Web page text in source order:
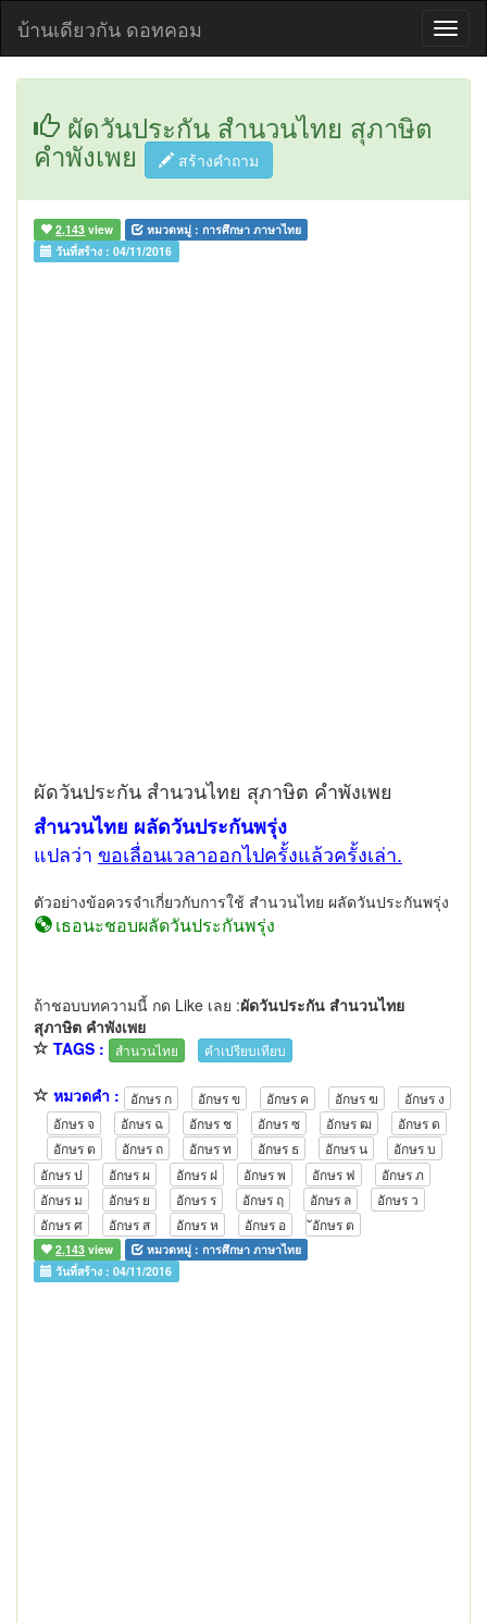
บ้านเดียวกัน ดอทคอม
ผัดวันประกัน สำนวนไทย สุภาษิต
คำพังเพย สร้างคำถาม
2,143 view หมวดหมู่ : การศึกษา ภาษาไทย
วันที่สร้าง :04/11/2016
ผัดวันประกัน สำนวนไทย สุภาษิต คำพังเพย
สำนวนไทย ผลัดวันประกันพรุ่ง
แปลว่า ขอเลื่อนเวลาออกไปครั้งแล้วครั้งเล่า.
ตัวอย่างข้อควรจำเกี่ยวกับการใช้ สำนวนไทย ผลัดวันประกันพรุ่ง
เธอนะชอบผลัดวันประกันพรุ่ง
ถ้าชอบบทความนี้ กด Like เลย :ผัดวันประกัน สำนวนไทย
สุภาษิต คำพังเพย
TAGS :
สำนวนไทย คำเปรียบเทียบ
หมวดคำ : อักษร ก อักษร ข อักษร ค อักษร ฆ
อักษร ง
อักษร จ
อักษร ฉ อักษร ช อักษร ซ อักษร ฒ
อักษร ด
อักษร ต
อักษร ถ อักษร ท อักษร ธ อักษร น
อักษร บ
อักษร ป
อักษร ผ อักษร ฝ อักษร พ อักษร ฟ
อักษร ภ
อักษร ม
อักษร ย อักษร ร อักษร ฤ อักษร ล
อักษร ว
อักษร ศ
อักษร ส อักษร ห อักษร อ ัอักษร ต
2,143 view หมวดหมู่ : การศึกษา ภาษาไทย
วันที่สร้าง :04/11/2016